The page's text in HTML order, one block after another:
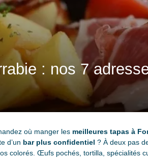
: nos 7
où manger les meilleures tapas à
d’un bar plus confidentiel ? À deux pas
colorés. Œufs pochés, tortilla, spécialités